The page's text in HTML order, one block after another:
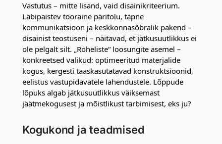
Vastutus – mitte lisand, vaid disainikriteerium.
Läbipaistev tooraine päritolu, täpne
kommunikatsioon ja keskkonnasõbralik pakend –
disainist teostuseni – näitavad, et jätkusuutlikkus ei
ole pelgalt silt. „Roheliste“ loosungite asemel –
konkreetsed valikud: optimeeritud materjalide
kogus, kergesti taaskasutatavad konstruktsioonid,
eelistus vastupidavatele lahendustele. Lõppude
lõpuks algab jätkusuutlikkus väiksemast
jäätmekogusest ja mõistlikust tarbimisest, eks ju?
Kogukond ja teadmised